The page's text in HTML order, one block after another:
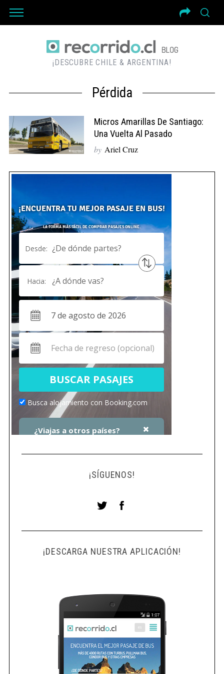
¡DESCUBRE CHILE & ARGENTINA!
Pérdida
Micros Amarillas De Santiago:
Una Vuelta Al Pasado
by Ariel Cruz
¡SÍGUENOS!
¡DESCARGA NUESTRA APLICACIÓN!